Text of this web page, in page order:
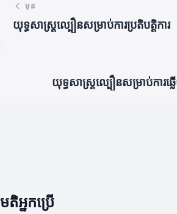
មុន
យុទ្ធសាស្ត្រល្បឿនសម្រាប់ការប្រតិបត្តិការ
យុទ្ធសាស្ត្រល្បឿនសម្រាប់ការ
មតិអ្នកប្រើ